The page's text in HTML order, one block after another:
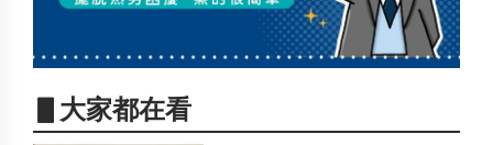
▋大家都在看